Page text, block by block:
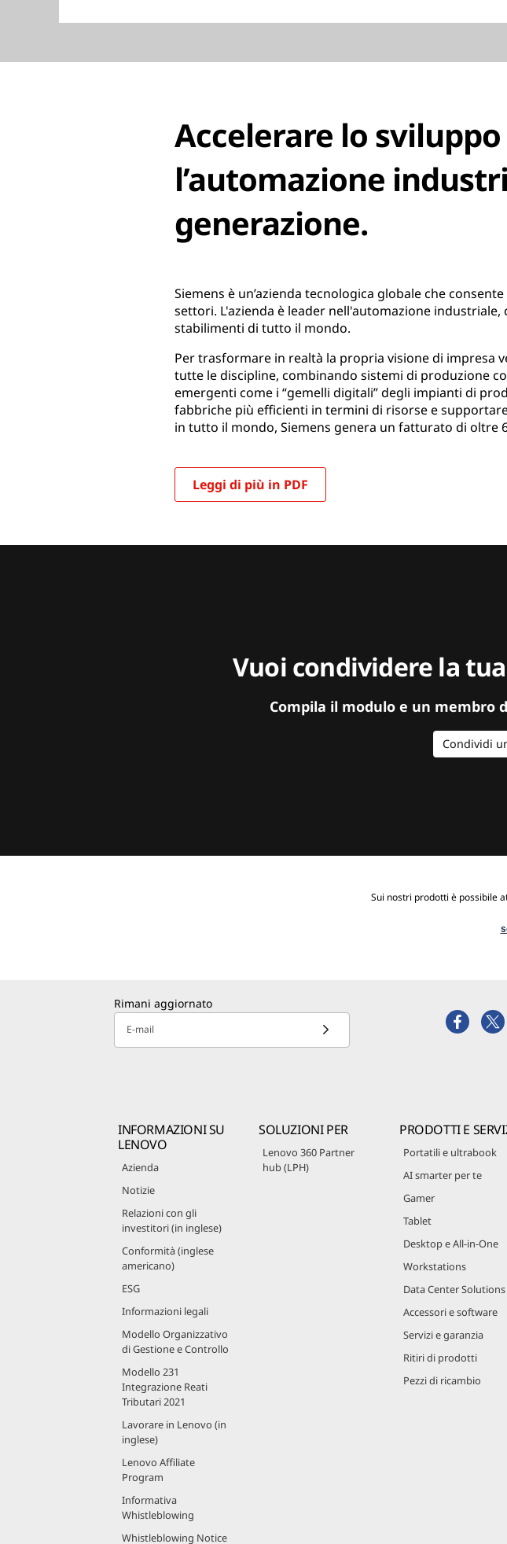
Accelerare lo
l’automazione
generazione.
Siemens è un’azienda tecnologica globale che
settori. L'azienda è leader nell'automazione
stabilimenti di tutto il mondo.
Per trasformare in realtà la propria visione di impresa
tutte le discipline, combinando sistemi di produzione
emergenti come i “gemelli digitali” degli impianti di
fabbriche più efficienti in termini di risorse e
in tutto il mondo, Siemens genera un fatturato di oltre
Leggi di più in PDF
Vuoi condividere la
Compila il modulo e un membro
Condividi
Sui nostri prodotti è possibile
Rimani aggiornato
E-mail
INFORMAZIONI SU
LENOVO
Azienda
Notizie
Relazioni con gli
investitori (in inglese)
Conformità (inglese
americano)
ESG
Informazioni legali
Modello Organizzativo
di Gestione e Controllo
Modello 231
Integrazione Reati
Tributari 2021
Lavorare in Lenovo (in
inglese)
Lenovo Affiliate
Program
Informativa
Whistleblowing
Whistleblowing Notice
SOLUZIONI PER
Lenovo 360 Partner
hub (LPH)
PRODOTTI E
Portatili e ultrabook
AI smarter per te
Gamer
Tablet
Desktop e All-in-One
Workstations
Data Center Solutions
Accessori e software
Servizi e garanzia
Ritiri di prodotti
Pezzi di ricambio